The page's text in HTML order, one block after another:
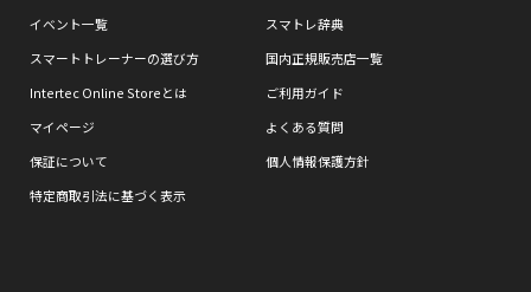
イベント一覧
スマトレ辞典
スマートトレーナーの選び方
国内正規販売店一覧
Intertec Online Storeとは
ご利用ガイド
マイページ
よくある質問
保証について
個人情報保護方針
特定商取引法に基づく表示